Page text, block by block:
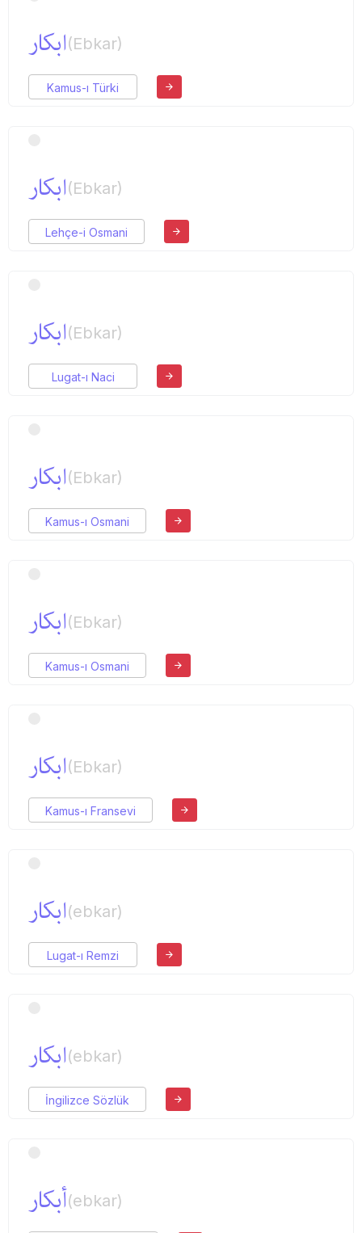
ابكار(Ebkar)
Kamus-ı Türki
ابكار(Ebkar)
Lehçe-i Osmani
ابكار(Ebkar)
Lugat-ı Naci
ابكار(Ebkar)
Kamus-ı Osmani
ابكار(Ebkar)
Kamus-ı Osmani
ابكار(Ebkar)
Kamus-ı Fransevi
ابكار(ebkar)
Lugat-ı Remzi
ابكار(ebkar)
İngilizce Sözlük
أبكار(ebkar)